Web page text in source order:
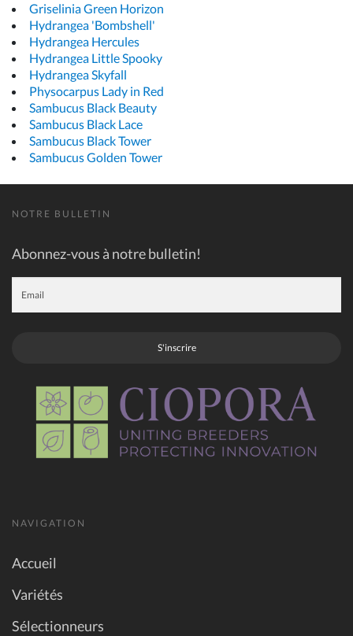
Griselinia Green Horizon
Hydrangea 'Bombshell'
Hydrangea Hercules
Hydrangea Little Spooky
Hydrangea Skyfall
Physocarpus Lady in Red
Sambucus Black Beauty
Sambucus Black Lace
Sambucus Black Tower
Sambucus Golden Tower
NOTRE BULLETIN
Abonnez-vous à notre bulletin!
S'inscrire
NAVIGATION
Accueil
Variétés
Sélectionneurs